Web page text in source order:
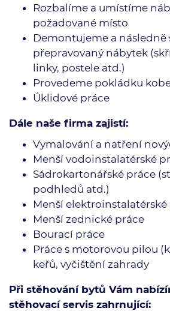
Rozbalíme a umístíme
požadované místo
Demontujeme a
přepravovaný nábytek
linky, postele atd.)
Provedeme pokládku
Úklidové práce
Dále naše firma zajistí:
Vymalování a natření
Menší vodoinstalatérské
Sádrokartonářské práce
podhledů atd.)
Menší elektroinstalatérské
Menší zednické práce
Bourací práce
Práce s motorovou pilou
keřů, vyčištění zahrady
Při stěhování bytů Vám
stěhovací servis zahrnující: